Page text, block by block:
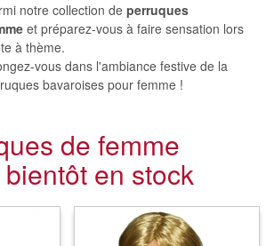
notre collection de perruques
et préparez-vous à faire sensation lors
à thème.
vous dans l'ambiance festive de la
bavaroises pour femme !
de femme
en stock